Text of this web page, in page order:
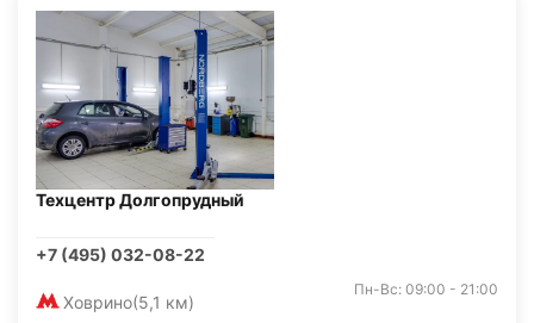
Техцентр Долгопрудный
+7 (495) 032-08-22
Ховрино(5,1 км)
Пн-Вс: 09:00 - 21:00